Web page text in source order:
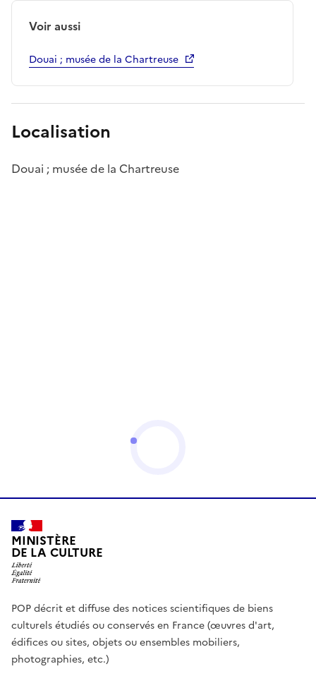
Voir aussi
Douai ; musée de la Chartreuse
Localisation
Douai ; musée de la Chartreuse
MINISTÈRE
DE LA CULTURE
POP décrit et diffuse des notices scientifiques de biens
culturels étudiés ou conservés en France (œuvres d'art,
édifices ou sites, objets ou ensembles mobiliers,
photographies, etc.)